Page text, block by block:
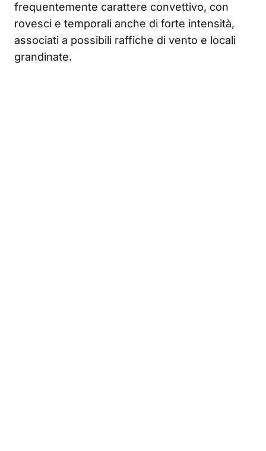
frequentemente carattere convettivo, con
rovesci e temporali anche di forte intensità,
associati a possibili raffiche di vento e locali
grandinate.